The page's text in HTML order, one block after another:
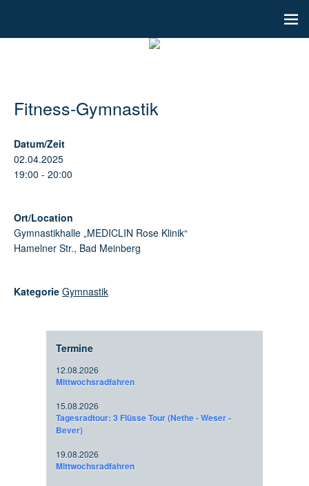
Fitness-Gymnastik
Datum/Zeit
02.04.2025
19:00 - 20:00
Ort/Location
Gymnastikhalle „MEDICLIN Rose Klinik“
Hamelner Str., Bad Meinberg
Kategorie Gymnastik
Termine
12.08.2026
Mittwochsradfahren
15.08.2026
Tagesradtour: 3 Flüsse Tour (Nethe - Weser -
Bever)
19.08.2026
Mittwochsradfahren